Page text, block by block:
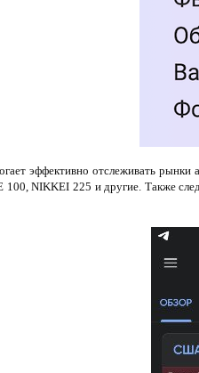
эффективно отслеживать рынки
100, NIKKEI 225 и другие. Также